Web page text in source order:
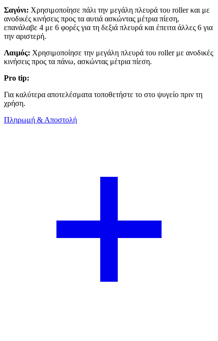
Σαγόνι: Χρησιμοποίησε πάλι την μεγάλη πλευρά του roller και με
ανοδικές κινήσεις προς τα αυτιά ασκώντας μέτρια πίεση,
επανάλαβε 4 με 6 φορές για τη δεξιά πλευρά και έπειτα άλλες 6 για
την αριστερή.
Λαιμός: Χρησιμοποίησε την μεγάλη πλευρά του roller με ανοδικές
κινήσεις προς τα πάνω, ασκώντας μέτρια πίεση.
Pro tip:
Για καλύτερα αποτελέσματα τοποθετήστε το στο ψυγείο πριν τη
χρήση.
Πληρωμή & Αποστολή